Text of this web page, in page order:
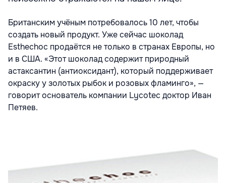
Британским учёным потребовалось 10 лет, чтобы
создать новый продукт. Уже сейчас шоколад
Esthechoc продаётся не только в странах Европы, но
и в США. «Этот шоколад содержит природный
астаксантин (антиоксидант), который поддерживает
окраску у золотых рыбок и розовых фламинго», —
говорит основатель компании Lycotec доктор Иван
Петяев.